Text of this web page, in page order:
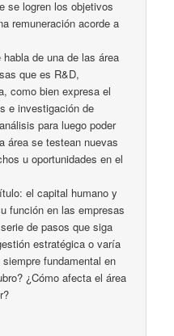
se logren los objetivos
remuneración acorde a
de una de las área
que es R&D,
como bien expresa el
e investigación de
para luego poder
área se testean nuevas
u oportunidades en el
el capital humano y
función en las empresas
de pasos que siga
estratégica o varía
fundamental en
¿Cómo afecta el área